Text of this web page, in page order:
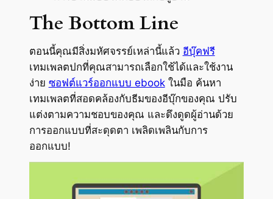
The Bottom Line
ตอนนี้คุณมีสิ่งมหัศจรรย์เหล่านี้แล้ว อีบุ๊คฟรี
เทมเพลตปกที่คุณสามารถเลือกใช้ได้และใช้งาน
ง่าย ซอฟต์แวร์ออกแบบ ebookในมือ ค้นหา
เทมเพลตที่สอดคล้องกับธีมของอีบุ๊กของคุณ ปรับ
แต่งตามความชอบของคุณ และดึงดูดผู้อ่านด้วย
การออกแบบที่สะดุดตา เพลิดเพลินกับการ
ออกแบบ!